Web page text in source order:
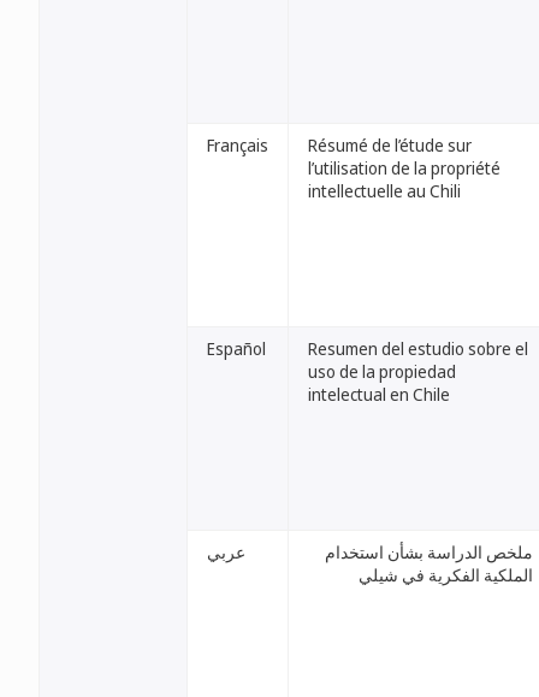
Français
Résumé de l’étude sur
l’utilisation de la propriété
intellectuelle au Chili
Español
Resumen del estudio sobre el
uso de la propiedad
intelectual en Chile
عربي
ملخص الدراسة بشأن استخدام
الملكية الفكرية في شيلي